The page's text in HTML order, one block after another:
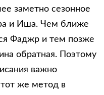
заметно сезонное
и Иша. Чем ближе
Фаджр и тем позже
обратная. Поэтому
важно
тот же метод в